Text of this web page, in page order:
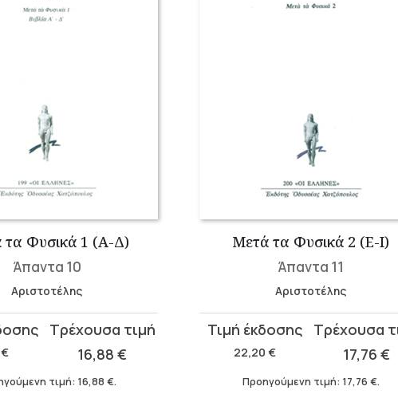
τα Φυσικά 1 (Α-Δ)
Άπαντα 10
Αριστοτέλης
€ 16,88€
τιμή: 16,88 €.
Μετά τα Φυσικά 2 (Ε-Ι)
Άπαντα 11
Αριστοτέλης
22,20€
Original
17,76 €
τρέχουσα
Προηγούμενη τιμή: 17,76 €.